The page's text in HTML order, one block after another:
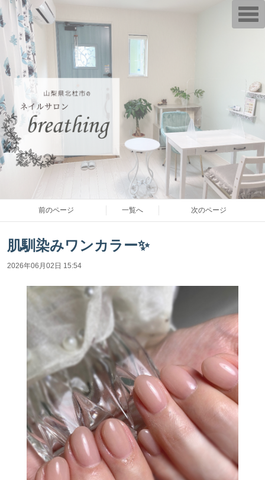
前のページ 一覧へ 次のページ
肌馴染みワンカラー✨
2026年06月02日 15:54
T
o
g
i
g
a
t
o
n